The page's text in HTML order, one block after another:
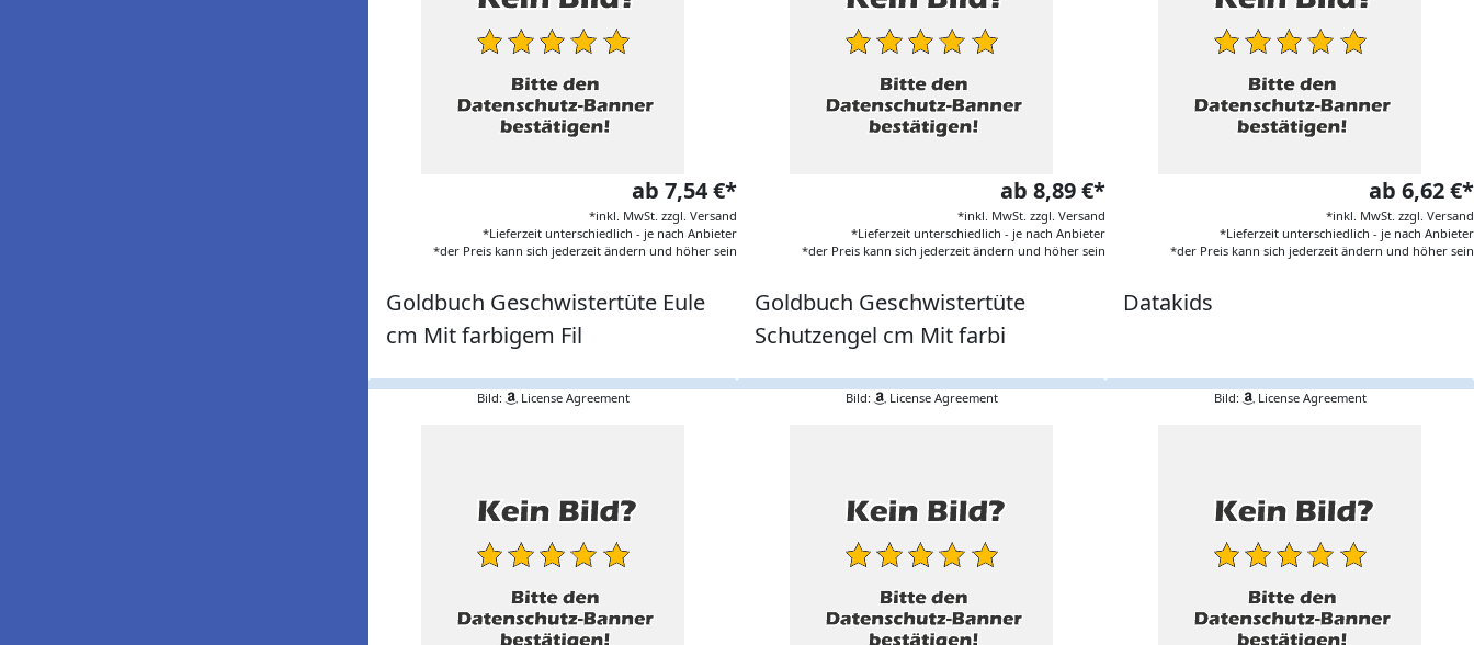
ab 7,54 €*
*inkl. MwSt. zzgl. Versand
*Lieferzeit unterschiedlich - je nach Anbieter
*der Preis kann sich jederzeit ändern und höher sein
Goldbuch Geschwistertüte Eule
cm Mit farbigem Fil
ab 8,89 €*
*inkl. MwSt. zzgl. Versand
*Lieferzeit unterschiedlich - je nach Anbieter
*der Preis kann sich jederzeit ändern und höher sein
Goldbuch Geschwistertüte
Schutzengel cm Mit farbi
ab 6,62 €*
*inkl. MwSt. zzgl. Versand
*Lieferzeit unterschiedlich - je nach Anbieter
*der Preis kann sich jederzeit ändern und höher sein
Datakids
Bild: License Agreement Bild: License Agreement Bild: License Agreement